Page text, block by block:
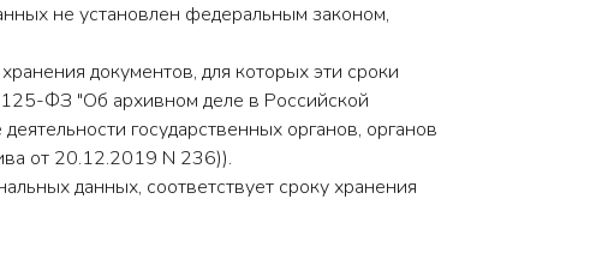
не установлен федеральным законом,
документов, для которых эти сроки
ФЗ "Об архивном деле в Российской
государственных органов, органов
от 20.12.2019 N 236)).
данных, соответствует сроку хранения